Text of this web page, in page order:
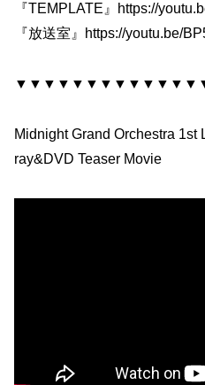
『TEMPLATE』https://
『放送室』https://youtu.be/
Midnight Grand Orchestra 1st
ray&DVD Teaser Movie